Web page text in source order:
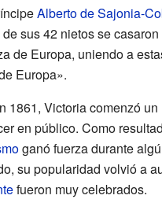
Alberto de Sajonia-
sus 42 nietos se
de Europa, uniendo a
Europa».
1861, Victoria comenzó
en público. Como
ganó fuerza durante
su popularidad volvió a
fueron muy celebrados.